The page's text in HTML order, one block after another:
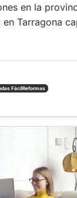
en la
en Tarragona
FácilReformas